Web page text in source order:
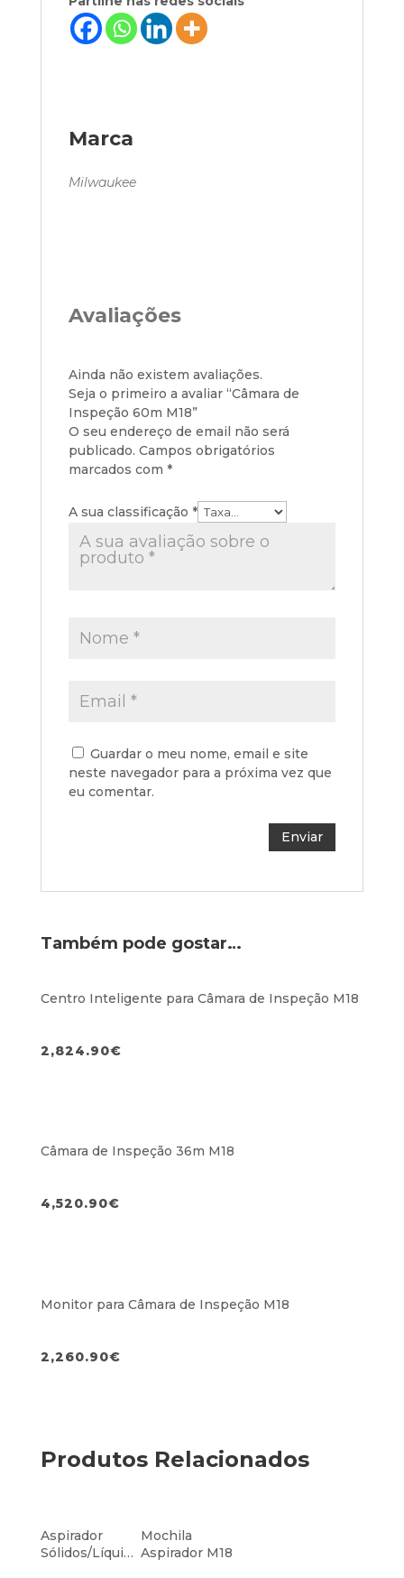
Marca
Milwaukee
Avaliações
Ainda não existem avaliações.
Seja o primeiro a avaliar “Câmara de
Inspeção 60m M18”
O seu endereço de email não será
publicado. Campos obrigatórios
marcados com *
A sua classificação *
Guardar o meu nome, email e site
neste navegador para a próxima vez que
eu comentar.
Também pode gostar…
Centro Inteligente para Câmara de Inspeção M18
2,824.90€
Câmara de Inspeção 36m M18
4,520.90€
Monitor para Câmara de Inspeção M18
2,260.90€
Produtos Relacionados
Aspirador
Sólidos/Líquido
Mochila
Aspirador M18